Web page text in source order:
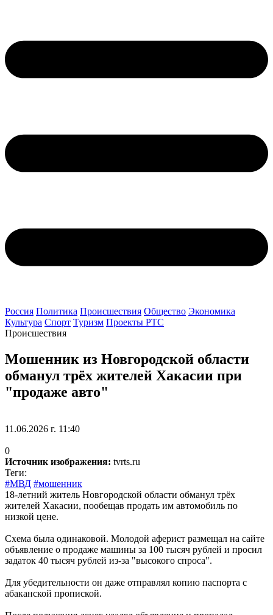
Россия Политика Происшествия Общество Экономика
Культура Спорт Туризм Проекты РТС
Происшествия
Мошенник из Новгородской области
обманул трёх жителей Хакасии при
"продаже авто"
11.06.2026 г. 11:40
0
Источник изображения: tvrts.ru
Теги:
#МВД #мошенник
18‑летний житель Новгородской области обманул трёх
жителей Хакасии, пообещав продать им автомобиль по
низкой цене.
Схема была одинаковой. Молодой аферист размещал на сайте
объявление о продаже машины за 100 тысяч рублей и просил
задаток 40 тысяч рублей из‑за "высокого спроса".
Для убедительности он даже отправлял копию паспорта с
абаканской пропиской.